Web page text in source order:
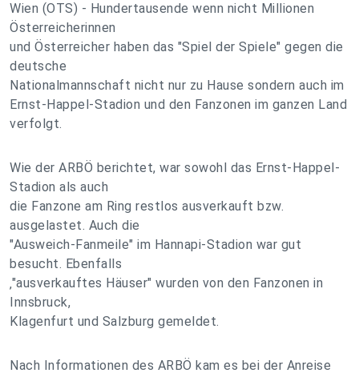
Wien (OTS) - Hundertausende wenn nicht Millionen
Österreicherinnen
und Österreicher haben das "Spiel der Spiele" gegen die
deutsche
Nationalmannschaft nicht nur zu Hause sondern auch im
Ernst-Happel-Stadion und den Fanzonen im ganzen Land
verfolgt.
Wie der ARBÖ berichtet, war sowohl das Ernst-Happel-
Stadion als auch
die Fanzone am Ring restlos ausverkauft bzw.
ausgelastet. Auch die
"Ausweich-Fanmeile" im Hannapi-Stadion war gut
besucht. Ebenfalls
‚"ausverkauftes Häuser" wurden von den Fanzonen in
Innsbruck,
Klagenfurt und Salzburg gemeldet.
Nach Informationen des ARBÖ kam es bei der Anreise